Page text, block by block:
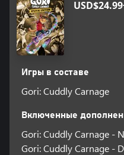
Игры в составе
Gori: Cuddly Carnage
Включенные
Gori: Cuddly Carnage -
Gori: Cuddly Carnage -